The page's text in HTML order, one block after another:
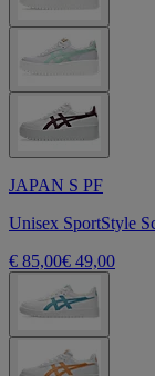
JAPAN S PF
Unisex SportStyle
€ 85,00€ 49,00